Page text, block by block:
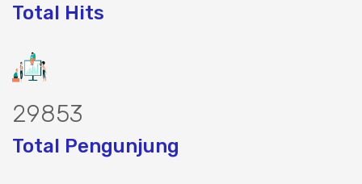
Total Hits
37138
Total Pengunjung